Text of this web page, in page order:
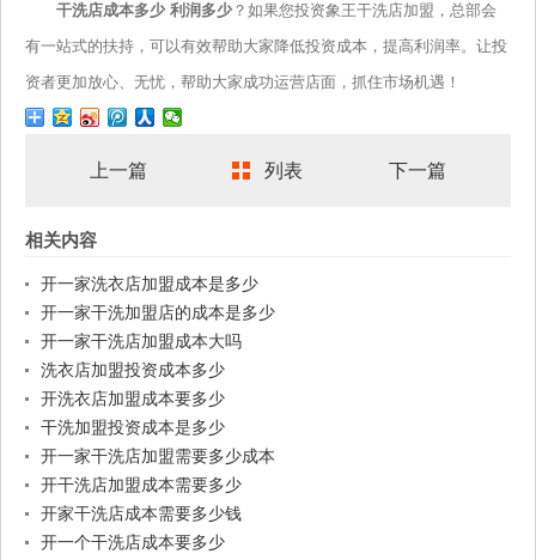
干洗店成本多少 利润多少 ？如果您投资象王干洗店加盟，总部会
有一站式的扶持，可以有效帮助大家降低投资成本，提高利润率。让投
资者更加放心、无忧，帮助大家成功运营店面，抓住市场机遇！
上一篇 列表 下一篇
相关内容
开一家洗衣店加盟成本是多少
开一家干洗加盟店的成本是多少
开一家干洗店加盟成本大吗
洗衣店加盟投资成本多少
开洗衣店加盟成本要多少
干洗加盟投资成本是多少
开一家干洗店加盟需要多少成本
开干洗店加盟成本需要多少
开家干洗店成本需要多少钱
开一个干洗店成本要多少